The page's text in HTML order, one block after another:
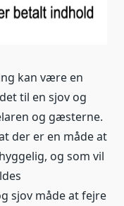
kan være en
til en sjov og
og gæsterne.
der er en måde at
og som vil
sjov måde at fejre